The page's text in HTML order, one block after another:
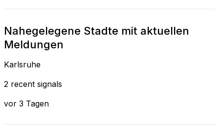
Nahegelegene Stadte mit aktuellen
Meldungen
Karlsruhe
2 recent signals
vor 3 Tagen